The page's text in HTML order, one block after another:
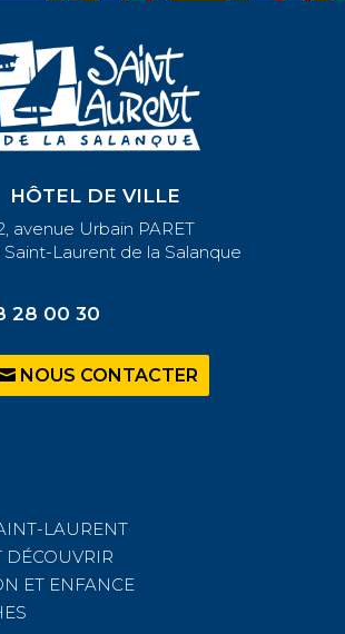
HÔTEL DE VILLE
avenue Urbain PARET
Saint-Laurent de la Salanque
28 00 30
NOUS CONTACTER
LAURENT
DÉCOUVRIR
ET ENFANCE